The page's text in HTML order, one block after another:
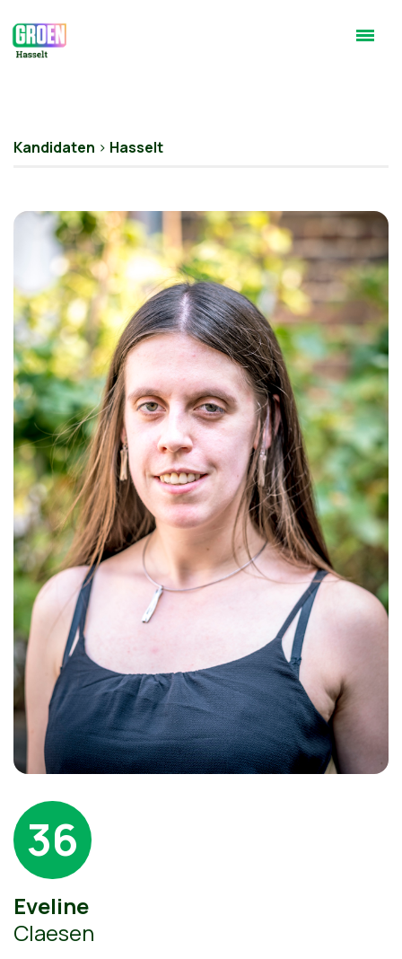
Kandidaten > Hasselt
36
Eveline
Claesen